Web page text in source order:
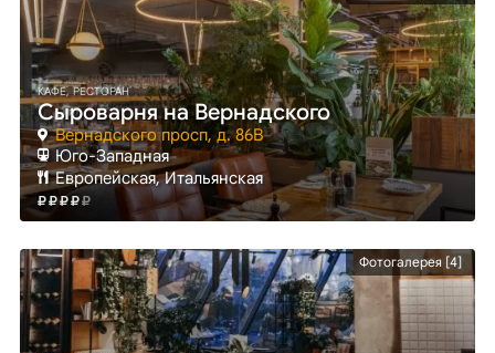
КАФЕ, РЕСТОРАН
Сыроварня на Вернадского
Вернадского просп, д. 86В
Юго-Западная
Европейская, Итальянская
Фотогалерея [4]